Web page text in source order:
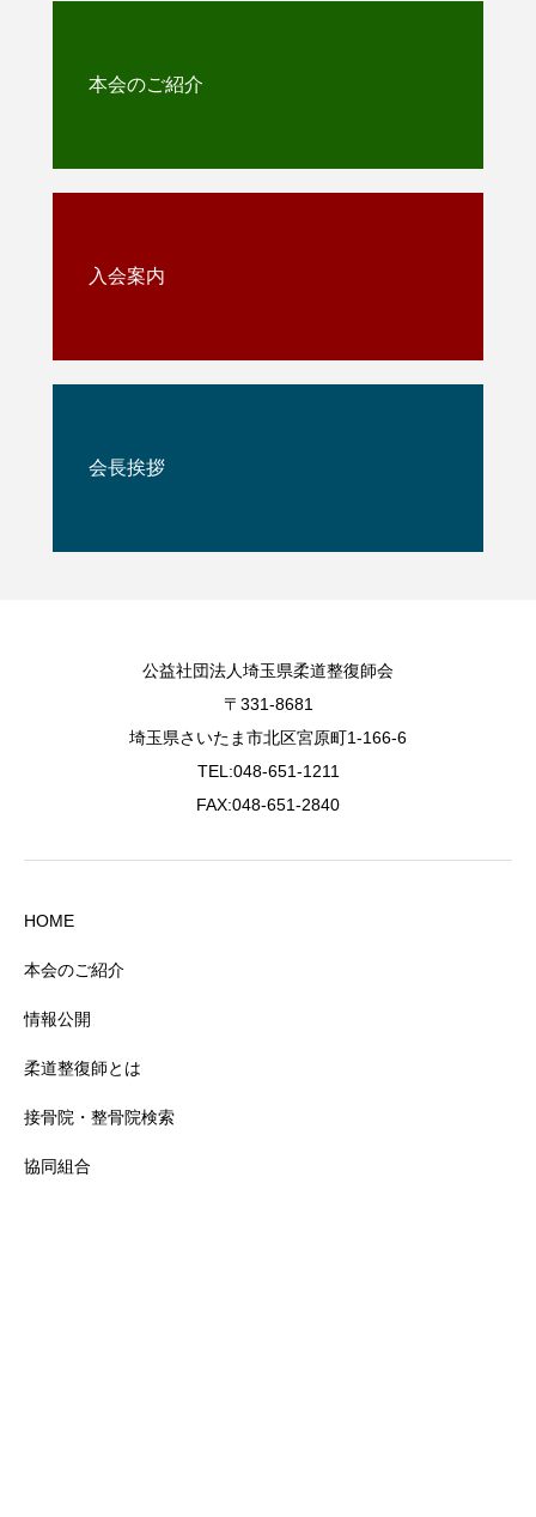
本会のご紹介
入会案内
会長挨拶
公益社団法人埼玉県柔道整復師会
〒331-8681
埼玉県さいたま市北区宮原町1-166-6
TEL:048-651-1211
FAX:048-651-2840
HOME
本会のご紹介
情報公開
柔道整復師とは
接骨院・整骨院検索
協同組合